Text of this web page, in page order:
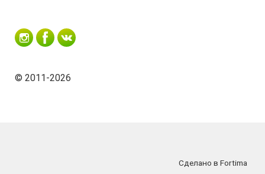
© 2011-2026
Сделано в Fortima